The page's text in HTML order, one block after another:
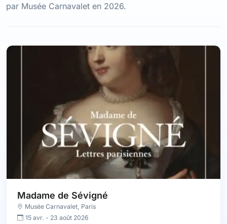
par Musée Carnavalet en 2026.
Madame de Sévigné
Musée Carnavalet, Paris
15 avr. - 23 août 2026